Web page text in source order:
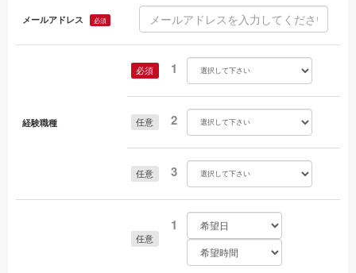
6. 個人情報を与えなかった場合に生じる結果
提供いただけない場合は、上記2.に特定した利用目的を達成できない
7. 個人情報に関するお問合せ窓口
下記の開示等の手続きについて、をご参照ください。
8. 所属する認定個人情報保護団体の名称および苦情の解決の申し出先
当社では、保有個人データに関して、ご本人の情報の開示等（利用目
的の通知、開示、内容の訂正、追加又は削除、利用の停止、消去及び
第三者への提供の停止、第三者への提供記録の開示）を希望される場
合には、お申し出いただいた方がご本人或いはその代理人であること
を確認した上で、合理的な期間及び範囲で回答、情報の訂正、追加又
は削除、利用停止、消去及び第三者への提供の停止をします。ただ
し、これらの情報の一部又は全部を利用停止または消去した場合、不
本意ながらご要望に沿ったサービスの提供ができなくなることがあり
ます。（保有個人データは、上記３に記載しております）
メールアドレス 必須
経験職種
必須 1
任意 2
任意 3
任意
1